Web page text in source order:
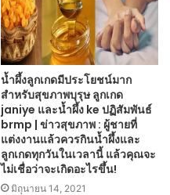
น้ำผึ้งลูกเกดมีประโยชน์มาก
สำหรับสุขภาพบุรุษ ลูกเกด
janiye และน้ำผึ้ง ke ปฏิสัมพันธ์
brmp | ข่าวสุขภาพ : ผู้ชายที่
แต่งงานแล้วควรกินน้ำผึ้งและ
ลูกเกดทุกวันในเวลานี้ แล้วคุณจะ
ไม่เชื่อว่าจะเกิดอะไรขึ้น!
มิถุนายน 14, 2021